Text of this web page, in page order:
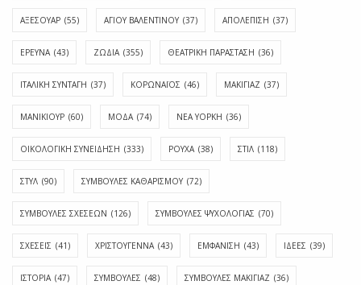
ΑΞΕΣΟΥΑΡ (55) ΑΓΊΟΥ ΒΑΛΕΝΤΊΝΟΥ (37) ΑΠΟΛΈΠΙΣΗ (37)
ΕΡΕΥΝΑ (43) ΖΩΔΙΑ (355) ΘΕΑΤΡΙΚΗ ΠΑΡΑΣΤΑΣΗ (36)
ΙΤΑΛΙΚΗ ΣΥΝΤΑΓΗ (37) ΚΟΡΩΝΑΪΟΣ (46) ΜΑΚΙΓΙΑΖ (37)
ΜΑΝΙΚΙΟΥΡ (60) ΜΟΔΑ (74) ΝΕΑ ΥΟΡΚΗ (36)
ΟΙΚΟΛΟΓΙΚΗ ΣΥΝΕΙΔΗΣΗ (333) ΡΟΥΧΑ (38) ΣΤΙΛ (118)
ΣΤΥΛ (90) ΣΥΜΒΟΥΛΕΣ ΚΑΘΑΡΙΣΜΟΥ (72)
ΣΥΜΒΟΥΛΕΣ ΣΧΕΣΕΩΝ (126) ΣΥΜΒΟΥΛΕΣ ΨΥΧΟΛΟΓΙΑΣ (70)
ΣΧΕΣΕΙΣ (41) ΧΡΙΣΤΟΥΓΕΝΝΑ (43) ΕΜΦΆΝΙΣΗ (43) ΙΔΈΕΣ (39)
ΙΣΤΟΡΊΑ (47) ΣΥΜΒΟΥΛΈΣ (48) ΣΥΜΒΟΥΛΈΣ ΜΑΚΙΓΙΆΖ (36)